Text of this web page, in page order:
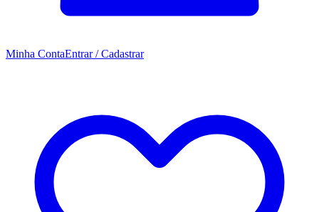
Minha ContaEntrar / Cadastrar